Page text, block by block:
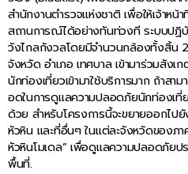
สำนักงานตำรวจแห่งชาติ เพื่อให้เจ้าห
สถานการณ์ได้อย่างทันท่วงที ระบบป
วังไกลกังวลโดยมีจำนวนกล้องทั้งสิ้น
จังหวัด อำเภอ เทศบาล เข้ามาร่วมสัง
นักท่องเที่ยวเข้ามาใช้บริการมาก ถ้าสา
อดในการดูแลความปลอดภัยนักท่องเ
ด้วย สำหรับโครงการนี้จะขยายออกไ
หัวหิน และที่อื่นๆ ในแต่ละจังหวัดของภ
หัวหินโมเดล” เพื่อดูแลความปลอดภัยป
พื้นที่.